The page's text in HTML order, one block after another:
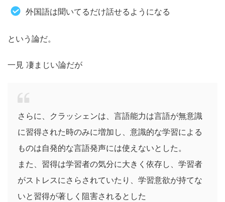
外国語は聞いてるだけ話せるようになる
という論だ。
一見 凄まじい論だが
さらに、クラッシェンは、言語能力は言語が無意識
に習得された時のみに増加し、意識的な学習による
ものは自発的な言語発声には使えないとした。
また、習得は学習者の気分に大きく依存し、学習者
がストレスにさらされていたり、学習意欲が持てな
いと習得が著しく阻害されるとした